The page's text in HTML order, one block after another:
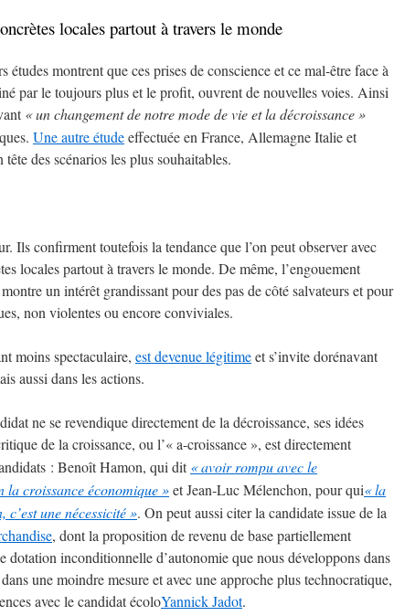
locales partout à travers le monde
études montrent que ces prises de conscience et ce mal-être face à
par le toujours plus et le profit, ouvrent de nouvelles voies. Ainsi
«un changement de notre mode de vie et la décroissance»
Une autre étudeeffectuée en France, Allemagne Italie et
des scénarios les plus souhaitables.
Ils confirment toutefois la tendance que l’on peut observer avec
locales partout à travers le monde. De même, l’engouement
montre un intérêt grandissant pour des pas de côté salvateurs et pour
non violentes ou encore conviviales.
moins spectaculaire, est devenue légitimeet s’invite dorénavant
aussi dans les actions.
ne se revendique directement de la décroissance, ses idées
de la croissance, ou l’«a-croissance », est directement
: Benoît Hamon, qui dit«avoir rompu avec le
la croissance économique»et Jean-Luc Mélenchon, pour qui«la
c’est une nécessicité». On peut aussi citer la candidate issue de la
, dont la proposition de revenu de base partiellement
dotation inconditionnelle d’autonomie que nous développons dans
une moindre mesure et avec une approche plus technocratique,
avec le candidat écoloYannick Jadot.